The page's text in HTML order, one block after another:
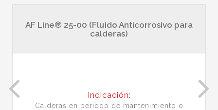
AF Line® 25-00 (Fluido Anticorrosivo para
calderas)
Indicación:
Calderas en periodo de mantenimiento o